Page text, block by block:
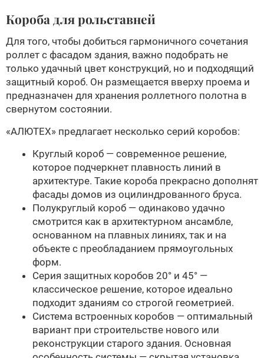
Короба для рольставней
Для того, чтобы добиться гармоничного сочетания
роллет с фасадом здания, важно подобрать не
только удачный цвет конструкций, но и подходящий
защитный короб. Он размещается вверху проема и
предназначен для хранения роллетного полотна в
свернутом состоянии.
«АЛЮТЕХ» предлагает несколько серий коробов:
Круглый короб — современное решение,
которое подчеркнет плавность линий в
архитектуре. Такие короба прекрасно дополнят
фасады домов из оцилиндрованного бруса.
Полукруглый короб — одинаково удачно
смотрится как в архитектурном ансамбле,
основанном на плавных линиях, так и на
объекте с преобладанием прямоугольных
форм.
Серия защитных коробов 20° и 45° —
классическое решение, которое идеально
подходит зданиям со строгой геометрией.
Система встроенных коробов — оптимальный
вариант при строительстве нового или
реконструкции старого здания. Основная